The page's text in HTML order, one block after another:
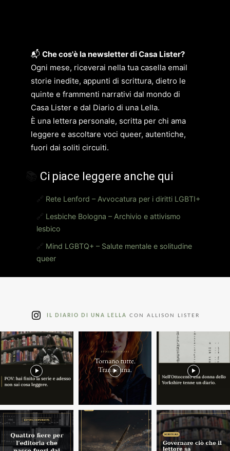
📬 Che cos'è la newsletter di Casa Lister?
Ogni mese, riceverai nella tua casella email
storie inedite, appunti di scrittura, dietro le
quinte e frammenti narrativi dal mondo di
Casa Lister e dal Diario di una Lella.
È una lettera personale, scritta per chi ama
leggere e ascoltare voci queer, autentiche,
fuori dai soliti circuiti.
Ci piace leggere anche qui
🔗 Rete Lenford – Avvocatura per i diritti LGBTI+
🔗 Lesbiche Bologna – Archivio e attivismo
lesbico
🔗 Mind LGBTQ+ – Salute mentale e solitudine
queer
IL DIARIO DI UNA LELLA CON ALLISON LISTER